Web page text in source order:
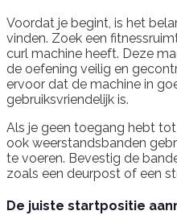
Voordat je begint, is het
vinden. Zoek een
curl machine heeft. Deze
de oefening veilig en
ervoor dat de machine in
gebruiksvriendelijk is.
Als je geen toegang hebt
ook weerstandsbanden
te voeren. Bevestig de
zoals een deurpost of een
De juiste startpositie